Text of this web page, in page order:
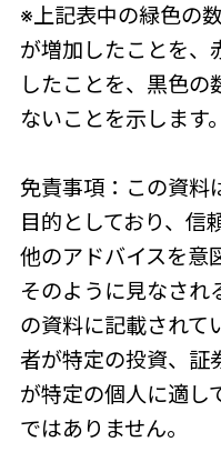
※上記表中の緑色の
が増加したことを、
したことを、黒色の
ないことを示します。
免責事項：この資料
目的としており、信
他のアドバイスを意
そのように見なされ
の資料に記載されて
者が特定の投資、証
が特定の個人に適し
ではありません。